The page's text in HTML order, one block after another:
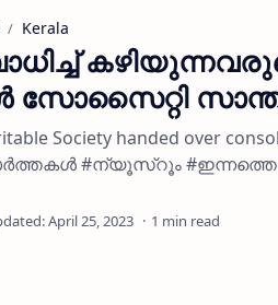
Kerala
സോസൈറ്റി
Society handed over
#ന്യൂസ്റൂം
1 min read